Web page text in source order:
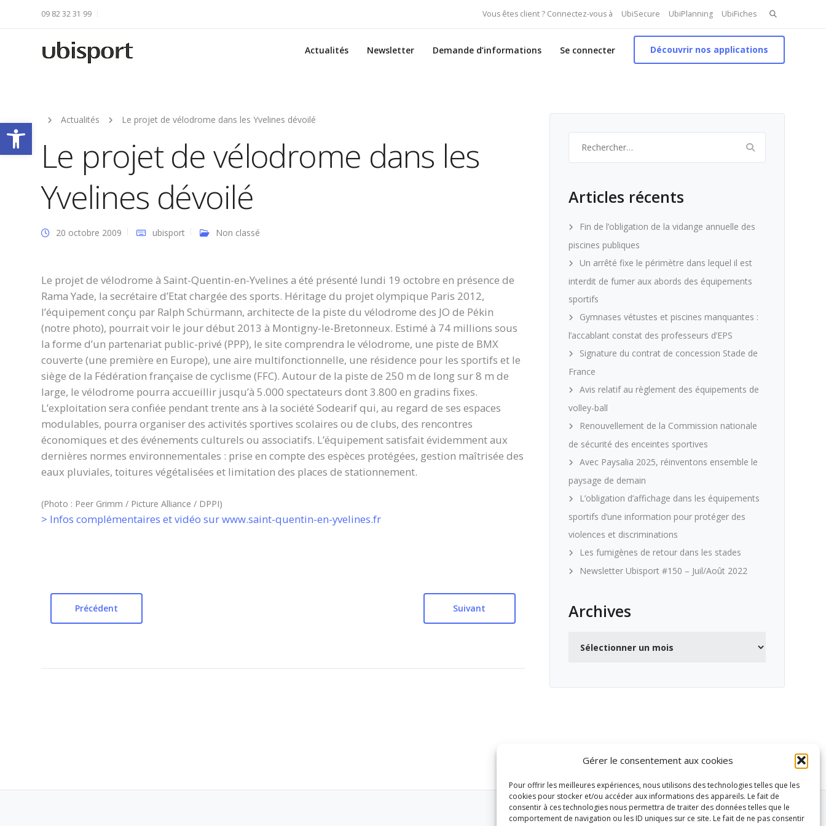
Ouvrir la barre d’outils
Gérer le consentement aux cookies
Pour offrir les meilleures expériences, nous utilisons des technologies telles que les
cookies pour stocker et/ou accéder aux informations des appareils. Le fait de
consentir à ces technologies nous permettra de traiter des données telles que le
comportement de navigation ou les ID uniques sur ce site. Le fait de ne pas consentir
Vous êtes client ? Connectez-vous à UbiSecure UbiPlanning UbiFiches Search
for:
09 82 32 31 99
Actualités Newsletter Demande d’informations Se connecter Découvrir nos applications
Actualités Le projet de vélodrome dans les Yvelines dévoilé
Le projet de vélodrome dans les
Yvelines dévoilé
20 octobre 2009 ubisport Non classé
Le projet de vélodrome à Saint-Quentin-en-Yvelines a été présenté lundi 19 octobre en présence de
Rama Yade, la secrétaire d’Etat chargée des sports. Héritage du projet olympique Paris 2012,
l’équipement conçu par Ralph Schürmann, architecte de la piste du vélodrome des JO de Pékin
(notre photo), pourrait voir le jour début 2013 à Montigny-le-Bretonneux. Estimé à 74 millions sous
la forme d’un partenariat public-privé (PPP), le site comprendra le vélodrome, une piste de BMX
couverte (une première en Europe), une aire multifonctionnelle, une résidence pour les sportifs et le
siège de la Fédération française de cyclisme (FFC). Autour de la piste de 250 m de long sur 8 m de
large, le vélodrome pourra accueillir jusqu’à 5.000 spectateurs dont 3.800 en gradins fixes.
L’exploitation sera confiée pendant trente ans à la société Sodearif qui, au regard de ses espaces
modulables, pourra organiser des activités sportives scolaires ou de clubs, des rencontres
économiques et des événements culturels ou associatifs. L’équipement satisfait évidemment aux
dernières normes environnementales : prise en compte des espèces protégées, gestion maîtrisée des
eaux pluviales, toitures végétalisées et limitation des places de stationnement.
(Photo : Peer Grimm / Picture Alliance / DPPI)
> Infos complémentaires et vidéo sur www.saint-quentin-en-yvelines.fr
Précédent Suivant
Articles récents
Fin de l’obligation de la vidange annuelle des
piscines publiques
Un arrêté fixe le périmètre dans lequel il est
interdit de fumer aux abords des équipements
sportifs
Gymnases vétustes et piscines manquantes :
l’accablant constat des professeurs d’EPS
Signature du contrat de concession Stade de
France
Avis relatif au règlement des équipements de
volley-ball
Renouvellement de la Commission nationale
de sécurité des enceintes sportives
Avec Paysalia 2025, réinventons ensemble le
paysage de demain
L’obligation d’affichage dans les équipements
sportifs d’une information pour protéger des
violences et discriminations
Les fumigènes de retour dans les stades
Newsletter Ubisport #150 – Juil/Août 2022
Archives